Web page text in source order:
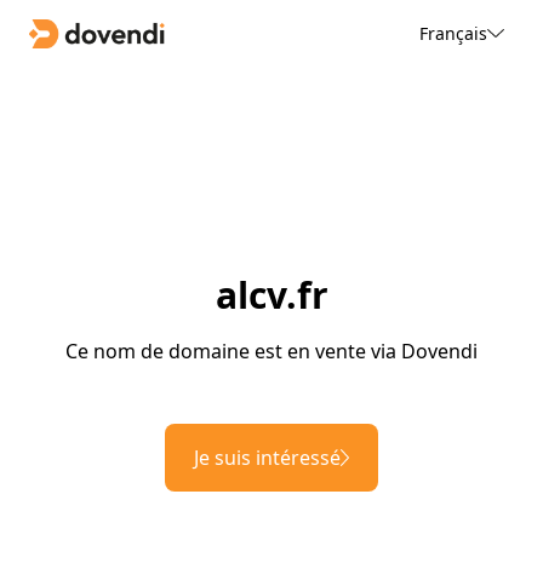
Français
alcv.fr
Ce nom de domaine est en vente via Dovendi
Je suis intéressé